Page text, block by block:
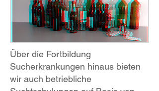
Über die Fortbildung
Sucherkrankungen hinaus bieten
wir auch betriebliche